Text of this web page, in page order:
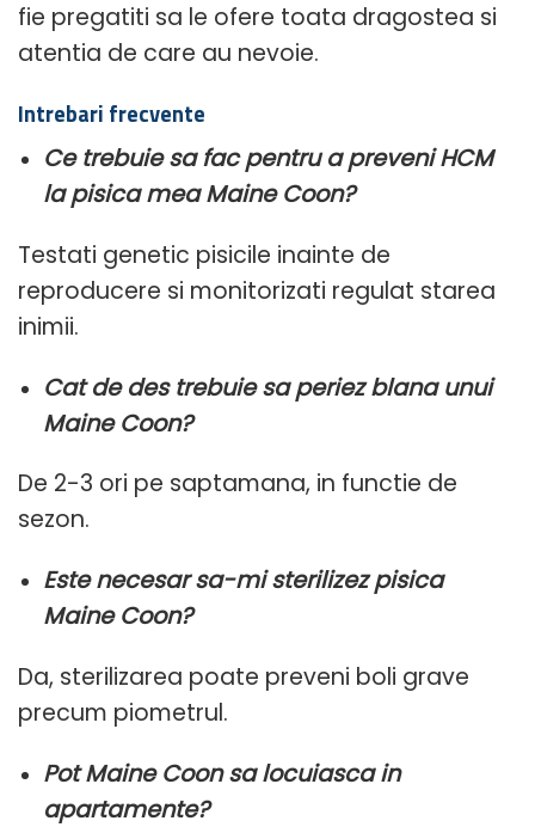
fie pregatiti sa le ofere toata dragostea si
atentia de care au nevoie.
Intrebari frecvente
Ce trebuie sa fac pentru a preveni HCM
la pisica mea Maine Coon?
Testati genetic pisicile inainte de
reproducere si monitorizati regulat starea
inimii.
Cat de des trebuie sa periez blana unui
Maine Coon?
De 2-3 ori pe saptamana, in functie de
sezon.
Este necesar sa-mi sterilizez pisica
Maine Coon?
Da, sterilizarea poate preveni boli grave
precum piometrul.
Pot Maine Coon sa locuiasca in
apartamente?